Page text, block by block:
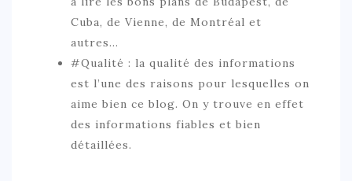
Cuba, de Vienne, de Montréal et
autres…
#Qualité : la qualité des informations
est l’une des raisons pour lesquelles on
aime bien ce blog. On y trouve en effet
des informations fiables et bien
détaillées.